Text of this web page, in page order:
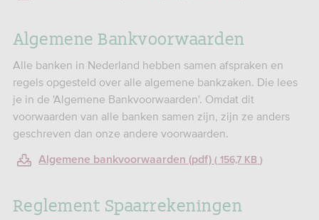
Algemene Bankvoorwaarden
Alle banken in Nederland hebben samen afspraken en
regels opgesteld over alle algemene bankzaken. Die lees
je in de 'Algemene Bankvoorwaarden'. Omdat dit
voorwaarden van alle banken samen zijn, zijn ze anders
geschreven dan onze andere voorwaarden.
Algemene bankvoorwaarden (pdf) 156,7 KB
Reglement Spaarrekeningen